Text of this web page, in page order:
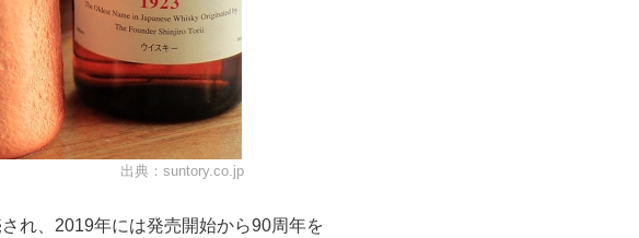
出典： suntory.co.jp
れ、2019年には発売開始から90周年を